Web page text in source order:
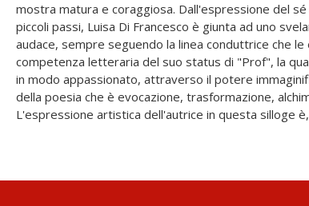
mostra matura e coraggiosa. Dall'espressione del sé
piccoli passi, Luisa Di Francesco è giunta ad uno
audace, sempre seguendo la linea conduttrice che le
competenza letteraria del suo status di "Prof", la
in modo appassionato, attraverso il potere
della poesia che è evocazione, trasformazione,
L'espressione artistica dell'autrice in questa silloge
significato attraverso lo strumento della
dell'evidenza letteraria. Ogni viaggio dell'Autrice è una
che non si somma ma si integra nel mondo
misterioso dei bisogni da tempo inespressi, che
attraverso il faro di una "poesia sensoriale"
sonorità, odori e sapori, tocchi di dita leggeri e